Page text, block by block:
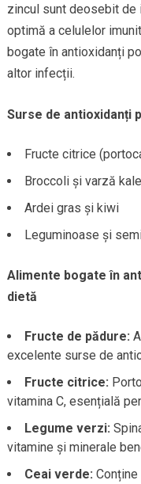
zincul sunt deosebit de
optimă a celulelor
bogate în antioxidanți
altor infecții.
Surse de antioxidanți
Fructe citrice
Broccoli și varză kale
Ardei gras și kiwi
Leguminoase și
Alimente bogate în
dietă
Fructe de pădure:
excelente surse de
Fructe citrice:
vitamina C, esențială
Legume verzi:
vitamine și minerale
Ceai verde: